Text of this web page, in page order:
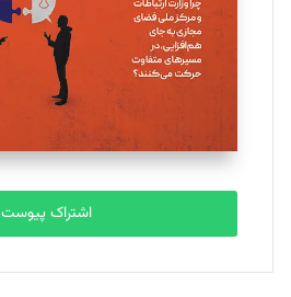
ملینا جعفری
تحریریه
مصطفی مسجدی آرانی
تحریریه
بابک نقاش
تحریریه
اشتراک پیوست